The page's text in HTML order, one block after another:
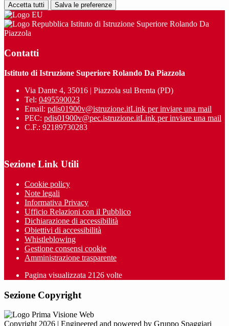
Accetta tutti Salva le preferenze
Istituto di Istruzione Superiore Rolando Da
Piazzola
Contatti
Istituto di Istruzione Superiore Rolando Da Piazzola
Via Dante 4, 35016 | Piazzola sul Brenta (PD)
Tel: 0495590023
Email: pdis01900v@istruzione.itLink per inviare una mail
PEC: pdis01900v@pec.istruzione.itLink per inviare una mail
C.F.: 92189730283
Sezione Link Utili
Cookie policy
Note legali
Informativa Privacy
Ufficio Relazioni con il Pubblico
Dichiarazione di accessibilità
Obiettivi di accessibilità
Whistleblowing
Gestione consensi cookie
Amministrazione trasparente
Pagina visualizzata 2126 volte
Sezione Copyright
Copyright 2026 | Engineered and powered by Gruppo Spaggiari